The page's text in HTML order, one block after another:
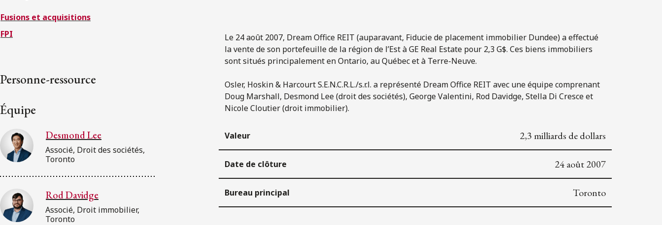
Fusions et acquisitions
FPI
Personne-ressource
Équipe
Desmond Lee
Associé, Droit des sociétés,
Toronto
Rod Davidge
Associé, Droit immobilier,
Toronto
Le 24 août 2007, Dream Office REIT (auparavant, Fiducie de placement immobilier Dundee) a effectué
la vente de son portefeuille de la région de l’Est à GE Real Estate pour 2,3 G$. Ces biens immobiliers
sont situés principalement en Ontario, au Québec et à Terre-Neuve.
Osler, Hoskin & Harcourt S.E.N.C.R.L./s.r.l. a représenté Dream Office REIT avec une équipe comprenant
Doug Marshall, Desmond Lee (droit des sociétés), George Valentini, Rod Davidge, Stella Di Cresce et
Nicole Cloutier (droit immobilier).
Valeur 2,3 milliards de dollars
Date de clôture 24 août 2007
Bureau principal Toronto